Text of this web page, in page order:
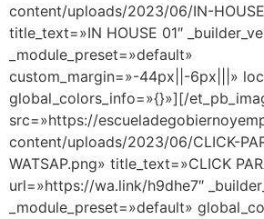
content/uploads/2023/06/IN-
title_text=»IN HOUSE 01″
_module_preset=»default»
custom_margin=»-44px||-6px|||»
global_colors_info=»{}»][/
src=»https://
content/uploads/2023/06/CLICK-
WATSAP.png» title_text=»CLICK
url=»https://wa.link/h9dhe7″
_module_preset=»default»